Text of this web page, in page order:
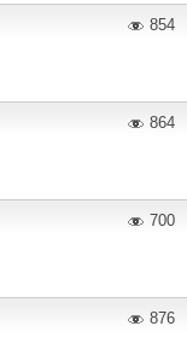
854
864
700
876